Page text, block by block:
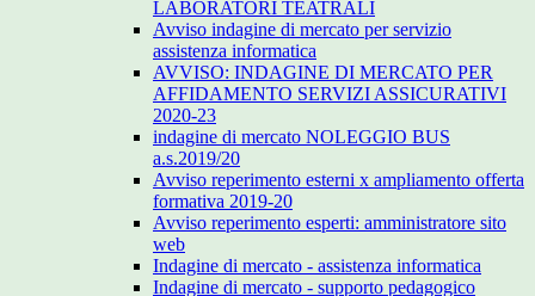
LABORATORI TEATRALI
Avviso indagine di mercato per servizio
assistenza informatica
AVVISO: INDAGINE DI MERCATO PER
AFFIDAMENTO SERVIZI ASSICURATIVI
2020-23
indagine di mercato NOLEGGIO BUS
a.s.2019/20
Avviso reperimento esterni x ampliamento offerta
formativa 2019-20
Avviso reperimento esperti: amministratore sito
web
Indagine di mercato - assistenza informatica
Indagine di mercato - supporto pedagogico